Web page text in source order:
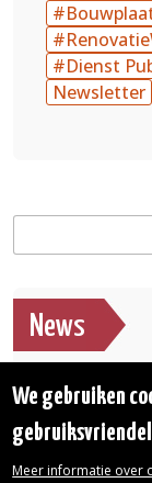
#Dienst
Newsletter
News
over het
We gebruiken
Meer informatie over